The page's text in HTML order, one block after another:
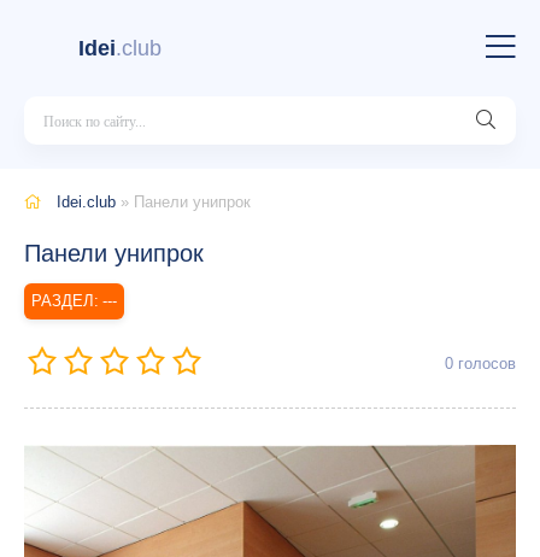
Idei.club
Idei.club » Панели унипрок
Панели унипрок
---
0 голосов